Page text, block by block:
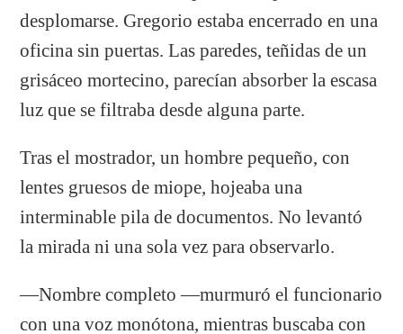
desplomarse. Gregorio estaba encerrado en una
oficina sin puertas. Las paredes, teñidas de un
grisáceo mortecino, parecían absorber la escasa
luz que se filtraba desde alguna parte.
Tras el mostrador, un hombre pequeño, con
lentes gruesos de miope, hojeaba una
interminable pila de documentos. No levantó
la mirada ni una sola vez para observarlo.
—Nombre completo —murmuró el funcionario
con una voz monótona, mientras buscaba con